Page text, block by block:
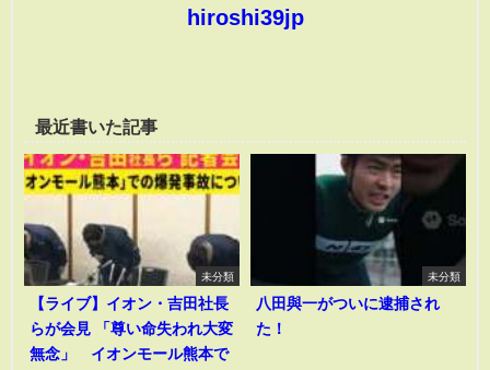
hiroshi39jp
最近書いた記事
未分類
【ライブ】イオン・吉田社長
らが会見 「尊い命失われ大変
無念」 イオンモール熊本で
未分類
八田與一がついに逮捕され
た！